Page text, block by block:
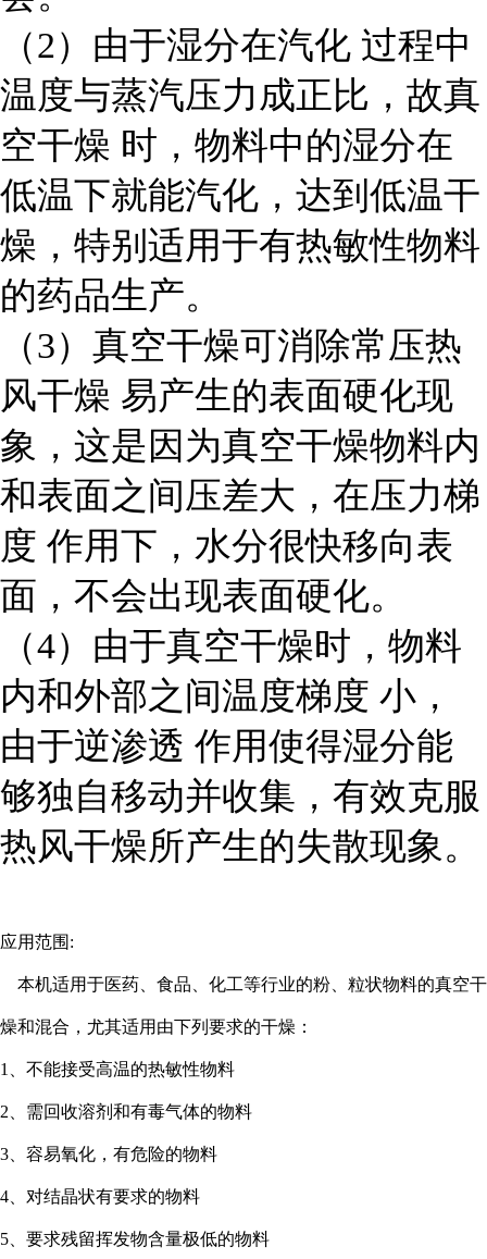
（2）由于湿分在汽化 过程中
温度与蒸汽压力成正比，故真
空干燥 时，物料中的湿分在
低温下就能汽化，达到低温干
燥，特别适用于有热敏性物料
的药品生产。
（3）真空干燥可消除常压热
风干燥 易产生的表面硬化现
象，这是因为真空干燥物料内
和表面之间压差大，在压力梯
度 作用下，水分很快移向表
面，不会出现表面硬化。
（4）由于真空干燥时，物料
内和外部之间温度梯度 小，
由于逆渗透 作用使得湿分能
够独自移动并收集，有效克服
热风干燥所产生的失散现象。
应用范围:
本机适用于医药、食品、化工等行业的粉、粒状物料的真空干
燥和混合，尤其适用由下列要求的干燥：
1、不能接受高温的热敏性物料
2、需回收溶剂和有毒气体的物料
3、容易氧化，有危险的物料
4、对结晶状有要求的物料
5、要求残留挥发物含量极低的物料